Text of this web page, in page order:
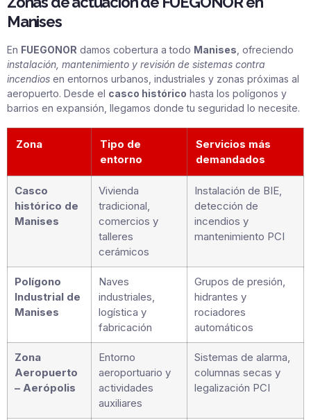
Manises
En FUEGONOR damos cobertura a todo Manises , ofreciendo
instalación, mantenimiento y revisión de sistemas contra
incendios en entornos urbanos, industriales y zonas próximas al
aeropuerto. Desde el casco histórico hasta los polígonos y
barrios en expansión, llegamos donde tu seguridad lo necesite.
Zona
Tipo de
entorno
Servicios más
demandados
Casco
histórico de
Manises
Vivienda
tradicional,
comercios y
talleres
cerámicos
Instalación de BIE,
detección de
incendios y
mantenimiento PCI
Polígono
Industrial de
Manises
Naves
industriales,
logística y
fabricación
Grupos de presión,
hidrantes y
rociadores
automáticos
Zona
Aeropuerto
– Aerópolis
Entorno
aeroportuario y
actividades
auxiliares
Sistemas de alarma,
columnas secas y
legalización PCI